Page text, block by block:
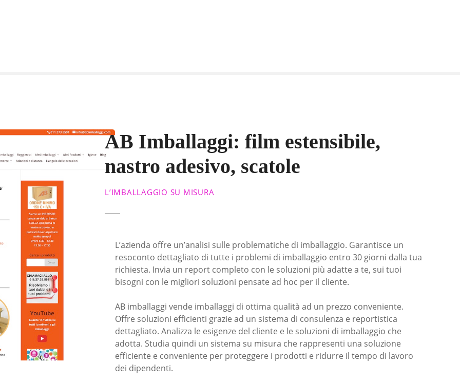
AB Imballaggi: film estensibile,
nastro adesivo, scatole
L’IMBALLAGGIO SU MISURA
L’azienda offre un’analisi sulle problematiche di imballaggio. Garantisce un
resoconto dettagliato di tutte i problemi di imballaggio entro 30 giorni dalla tua
richiesta. Invia un report completo con le soluzioni più adatte a te, sui tuoi
bisogni con le migliori soluzioni pensate ad hoc per il cliente.
AB imballaggi vende imballaggi di ottima qualità ad un prezzo conveniente.
Offre soluzioni efficienti grazie ad un sistema di consulenza e reportistica
dettagliato. Analizza le esigenze del cliente e le soluzioni di imballaggio che
adotta. Studia quindi un sistema su misura che rappresenti una soluzione
efficiente e conveniente per proteggere i prodotti e ridurre il tempo di lavoro
dei dipendenti.